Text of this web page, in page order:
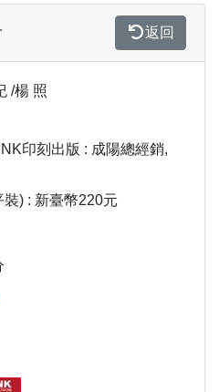
返回
/楊 照
印刻出版 : 成陽總經銷,
) : 新臺幣220元